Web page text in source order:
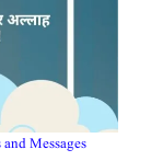
Messages